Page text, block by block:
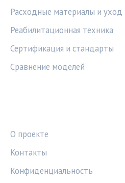
Расходные материалы и уход
Реабилитационная техника
Сертификация и стандарты
Сравнение моделей
О проекте
Контакты
Конфиденциальность